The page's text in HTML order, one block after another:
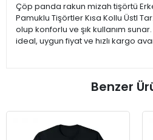
Çöp panda rakun mizah tişörtü
Pamuklu Tişörtler Kısa Kollu Üstl
olup konforlu ve şık kullanım
ideal, uygun fiyat ve hızlı kargo
Benzer